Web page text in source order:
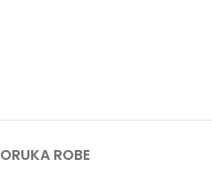
ROBE